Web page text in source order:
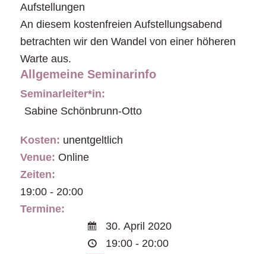
Aufstellungen
An diesem kostenfreien Aufstellungsabend
betrachten wir den Wandel von einer höheren
Warte aus.
Allgemeine Seminarinfo
Seminarleiter*in:
Sabine Schönbrunn-Otto
Kosten: unentgeltlich
Venue: Online
Zeiten:
19:00 - 20:00
Termine:
30. April 2020
19:00 - 20:00